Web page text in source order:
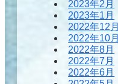
2023年2月
2023年1月
2022年12月
2022年10月
2022年8月
2022年7月
2022年6月